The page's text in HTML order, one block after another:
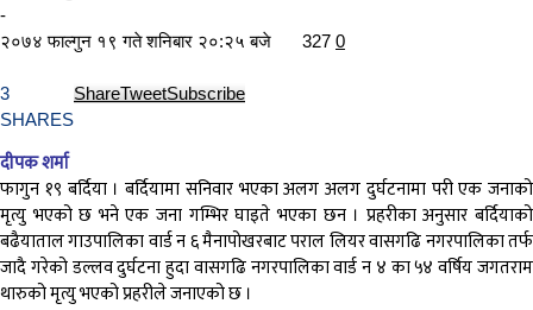
-
२०७४ फाल्गुन १९ गते शनिबार २०:२५ बजे
327 0
3
SHARES
ShareTweetSubscribe
दीपक शर्मा
फागुन १९ बर्दिया । बर्दियामा सनिवार भएका अलग अलग दुर्घटनामा परी एक जनाको
मृत्यु भएको छ भने एक जना गम्भिर घाइते भएका छन । प्रहरीका अनुसार बर्दियाको
बढैयाताल गाउपालिका वार्ड न ६ मैनापोखरबाट पराल लियर वासगढि नगरपालिका तर्फ
जादै गरेको डल्लव दुर्घटना हुदा वासगढि नगरपालिका वार्ड न ४ का ५४ वर्षिय जगतराम
थारुको मृत्यु भएको प्रहरीले जनाएको छ ।